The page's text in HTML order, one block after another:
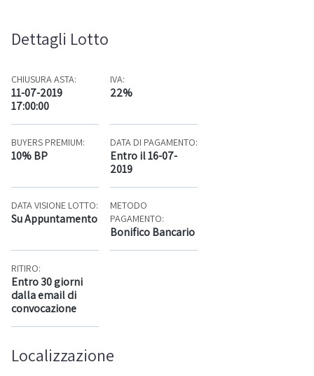
Dettagli Lotto
CHIUSURA ASTA:
11-07-2019
17:00:00
IVA:
22%
BUYERS PREMIUM:
10% BP
DATA DI PAGAMENTO:
Entro il 16-07-
2019
DATA VISIONE LOTTO:
Su Appuntamento
METODO
PAGAMENTO:
Bonifico Bancario
RITIRO:
Entro 30 giorni
dalla email di
convocazione
Localizzazione